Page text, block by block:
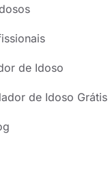
de Idoso
de Idoso Grátis